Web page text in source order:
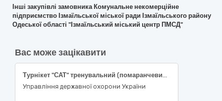
Інші закупівлі замовника Комунальне некомерційне
підприємство Ізмаїльської міської ради Ізмаїльського району
Одеської області "Ізмаїльський міський центр ПМСД"
Вас може зацікавити
Турнікет "САТ" тренувальний (помаранчевий або блакитний); Рукавички оглядові нітрилові нестерильні
Управління державної охорони України